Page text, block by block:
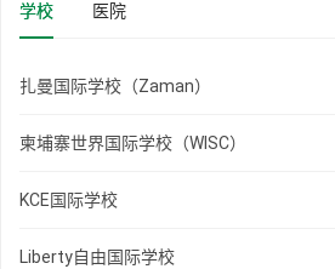
学校 医院
扎曼国际学校（Zaman）
柬埔寨世界国际学校（WISC）
KCE国际学校
Liberty自由国际学校